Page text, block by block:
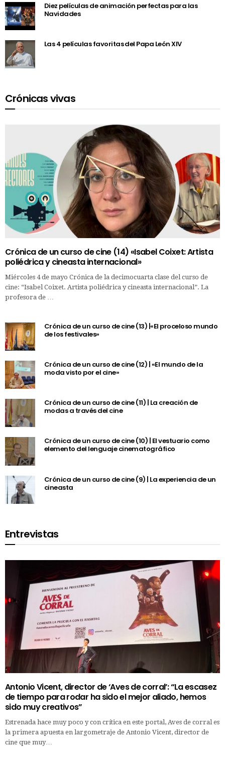
Diez películas de animación perfectas para las
Navidades
Las 4 películas favoritas del Papa León XIV
Crónicas vivas
Crónica de un curso de cine (14) «Isabel Coixet: Artista
poliédrica y cineasta internacional»
Miércoles 4 de mayo Crónica de la decimocuarta clase del curso de
cine: “Isabel Coixet. Artista poliédrica y cineasta internacional”. La
profesora de …
Crónica de un curso de cine (13) |«El proceloso mundo
de los festivales»
Crónica de un curso de cine (12) | «El mundo de la
moda visto por el cine»
Crónica de un curso de cine (11) | La creación de
modas a través del cine
Crónica de un curso de cine (10) | El vestuario como
elemento del lenguaje cinematográfico
Crónica de un curso de cine (9) | La experiencia de un
cineasta
Entrevistas
Antonio Vicent, director de ‘Aves de corral’: “La escasez
de tiempo para rodar ha sido el mejor aliado, hemos
sido muy creativos”
Estrenada hace muy poco y con crítica en este portal, Aves de corral es
la primera apuesta en largometraje de Antonio Vicent, director de
cine que muy…